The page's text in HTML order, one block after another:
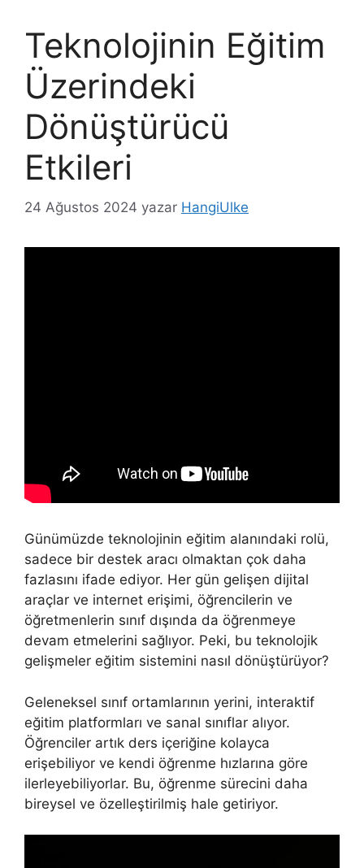
Teknolojinin Eğitim
Üzerindeki
Dönüştürücü
Etkileri
24 Ağustos 2024 yazar HangiUlke
Günümüzde teknolojinin eğitim alanındaki rolü,
sadece bir destek aracı olmaktan çok daha
fazlasını ifade ediyor. Her gün gelişen dijital
araçlar ve internet erişimi, öğrencilerin ve
öğretmenlerin sınıf dışında da öğrenmeye
devam etmelerini sağlıyor. Peki, bu teknolojik
gelişmeler eğitim sistemini nasıl dönüştürüyor?
Geleneksel sınıf ortamlarının yerini, interaktif
eğitim platformları ve sanal sınıflar alıyor.
Öğrenciler artık ders içeriğine kolayca
erişebiliyor ve kendi öğrenme hızlarına göre
ilerleyebiliyorlar. Bu, öğrenme sürecini daha
bireysel ve özelleştirilmiş hale getiriyor.